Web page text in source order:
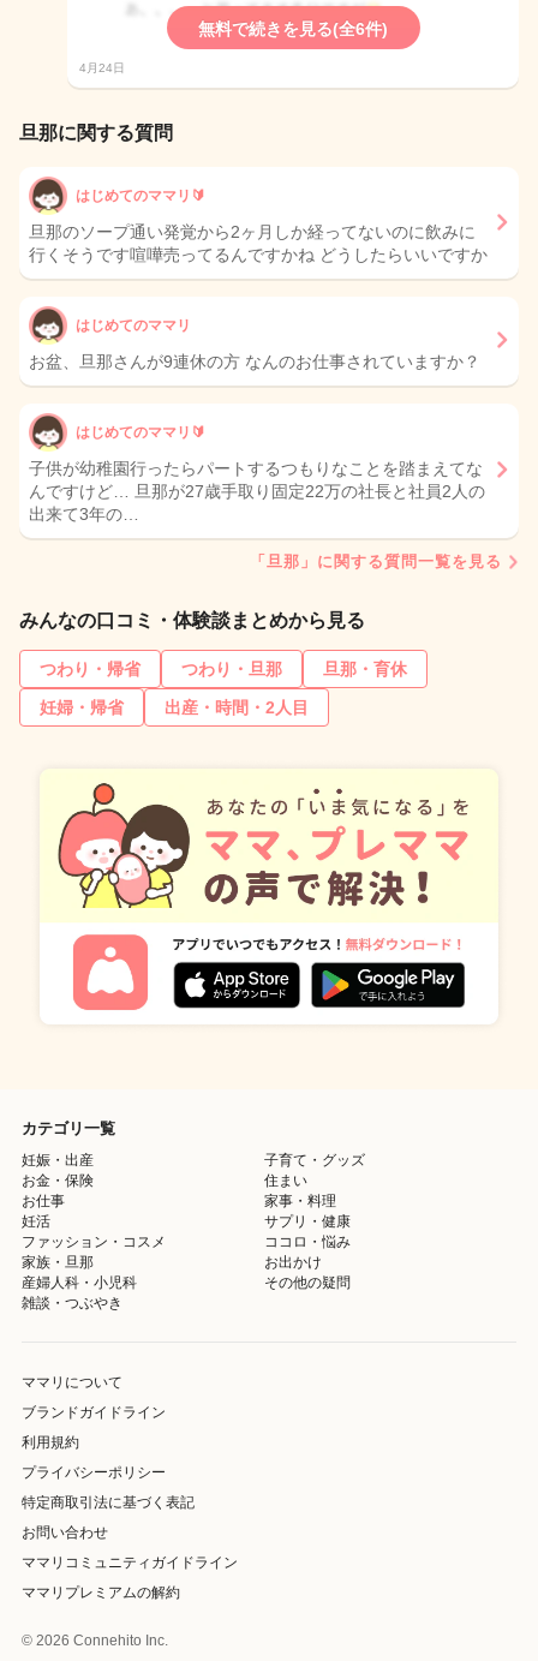
無料で続きを見る(全6件)
4月24日
旦那に関する質問
はじめてのママリ🔰
旦那のソープ通い発覚から2ヶ月しか経ってないのに飲みに
行くそうです喧嘩売ってるんですかね どうしたらいいですか
はじめてのママリ
お盆、旦那さんが9連休の方 なんのお仕事されていますか？
はじめてのママリ🔰
子供が幼稚園行ったらパートするつもりなことを踏まえてな
んですけど… 旦那が27歳手取り固定22万の社長と社員2人の
出来て3年の…
「旦那」に関する質問一覧を見る
みんなの口コミ・体験談まとめから見る
つわり・帰省 つわり・旦那
旦那・育休
妊婦・帰省
出産・時間・2人目
カテゴリ一覧
妊娠・出産
子育て・グッズ
お金・保険
住まい
お仕事
家事・料理
妊活
サプリ・健康
ファッション・コスメ
ココロ・悩み
家族・旦那
お出かけ
産婦人科・小児科
その他の疑問
雑談・つぶやき
ママリについて
ブランドガイドライン
利用規約
プライバシーポリシー
特定商取引法に基づく表記
お問い合わせ
ママリコミュニティガイドライン
ママリプレミアムの解約
© 2026 Connehito Inc.